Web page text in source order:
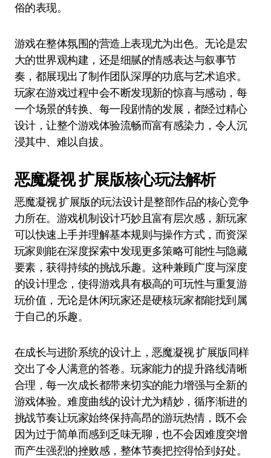
俗的表现。
游戏在整体氛围的营造上表现尤为出色。无论是宏
大的世界观构建，还是细腻的情感表达与叙事节
奏，都展现出了制作团队深厚的功底与艺术追求。
玩家在游戏过程中会不断发现新的惊喜与感动，每
一个场景的转换、每一段剧情的发展，都经过精心
设计，让整个游戏体验流畅而富有感染力，令人沉
浸其中、难以自拔。
恶魔凝视 扩展版核心玩法解析
恶魔凝视 扩展版的玩法设计是整部作品的核心竞争
力所在。游戏机制设计巧妙且富有层次感，新玩家
可以快速上手并理解基本规则与操作方式，而资深
玩家则能在深度探索中发现更多策略可能性与隐藏
要素，获得持续的挑战乐趣。这种兼顾广度与深度
的设计理念，使得游戏具有极高的可玩性与重复游
玩价值，无论是休闲玩家还是硬核玩家都能找到属
于自己的乐趣。
在成长与进阶系统的设计上，恶魔凝视 扩展版同样
交出了令人满意的答卷。玩家能力的提升路线清晰
合理，每一次成长都带来切实的能力增强与全新的
游戏体验。难度曲线的设计尤为精妙，循序渐进的
挑战节奏让玩家始终保持高昂的游玩热情，既不会
因为过于简单而感到乏味无聊，也不会因难度突增
而产生强烈的挫败感，整体节奏把控得恰到好处。